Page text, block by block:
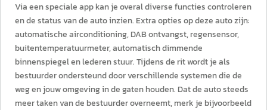
Via een speciale app kan je overal diverse functies controleren
en de status van de auto inzien. Extra opties op deze auto zijn:
automatische airconditioning, DAB ontvangst, regensensor,
buitentemperatuurmeter, automatisch dimmende
binnenspiegel en lederen stuur. Tijdens de rit wordt je als
bestuurder ondersteund door verschillende systemen die de
weg en jouw omgeving in de gaten houden. Dat de auto steeds
meer taken van de bestuurder overneemt, merk je bijvoorbeeld